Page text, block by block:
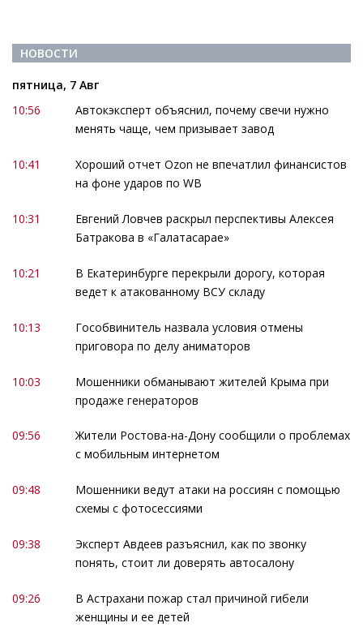
НОВОСТИ
пятница, 7 Авг
10:56
Автокэксперт объяснил, почему свечи нужно
менять чаще, чем призывает завод
10:41
Хороший отчет Ozon не впечатлил финансистов
на фоне ударов по WB
10:31
Евгений Ловчев раскрыл перспективы Алексея
Батракова в «Галатасарае»
10:21
В Екатеринбурге перекрыли дорогу, которая
ведет к атакованному ВСУ складу
10:13
Гособвинитель назвала условия отмены
приговора по делу аниматоров
10:03
Мошенники обманывают жителей Крыма при
продаже генераторов
09:56
Жители Ростова-на-Дону сообщили о проблемах
с мобильным интернетом
09:48
Мошенники ведут атаки на россиян с помощью
схемы с фотосессиями
09:38
Эксперт Авдеев разъяснил, как по звонку
понять, стоит ли доверять автосалону
09:26
В Астрахани пожар стал причиной гибели
женщины и ее детей